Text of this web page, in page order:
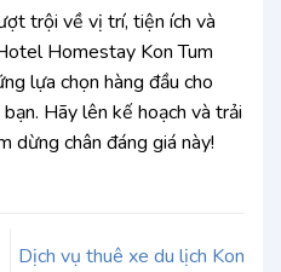
trội về vị trí, tiện ích và
Homestay Kon Tum
lựa chọn hàng đầu cho
Hãy lên kế hoạch và trải
dừng chân đáng giá này!
Dịch vụ thuê xe du lịch Kon